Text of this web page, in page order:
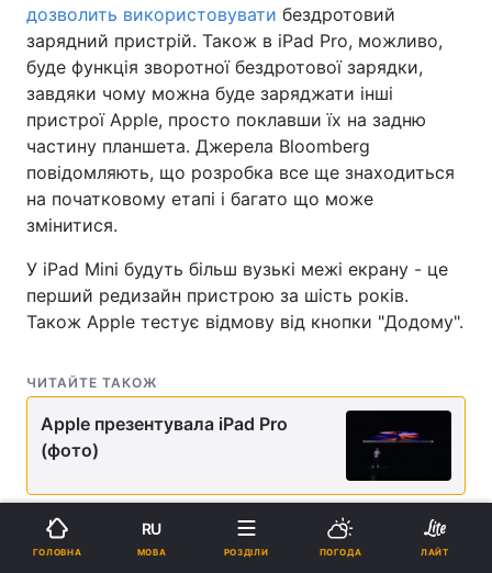
дозволить використовувати бездротовий
зарядний пристрій. Також в iPad Pro, можливо,
буде функція зворотної бездротової зарядки,
завдяки чому можна буде заряджати інші
пристрої Apple, просто поклавши їх на задню
частину планшета. Джерела Bloomberg
повідомляють, що розробка все ще знаходиться
на початковому етапі і багато що може
змінитися.
У iPad Mini будуть більш вузькі межі екрану - це
перший редизайн пристрою за шість років.
Також Apple тестує відмову від кнопки "Додому".
ЧИТАЙТЕ ТАКОЖ
Apple презентувала iPad Pro
(фото)
Крім того, компанія працює над більш тонкою
версією базового iPad для студентів. Його, як і
ГОЛОВНА
RU
МОВА РОЗДІЛИ ПОГОДА ЛАЙТ